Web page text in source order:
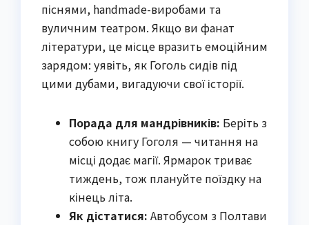
піснями, handmade-виробами та
вуличним театром. Якщо ви фанат
літератури, це місце вразить емоційним
зарядом: уявіть, як Гоголь сидів під
цими дубами, вигадуючи свої історії.
Порада для мандрівників: Беріть з
собою книгу Гоголя — читання на
місці додає магії. Ярмарок триває
тиждень, тож плануйте поїздку на
кінець літа.
Як дістатися: Автобусом з Полтави